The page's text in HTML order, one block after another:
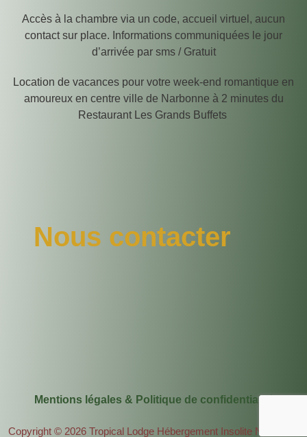
Accès à la chambre via un code, accueil virtuel, aucun
contact sur place. Informations communiquées le jour
d’arrivée par sms / Gratuit
Location de vacances pour votre week-end romantique en
amoureux en centre ville de Narbonne à 2 minutes du
Restaurant Les Grands Buffets
Nous contacter
Mentions légales & Politique de confidentialité
Copyright © 2026 Tropical Lodge Hébergement Insolite Narbonne